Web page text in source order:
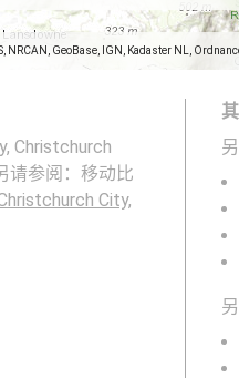
NRCAN, GeoBase, IGN, Kadaster NL,
Christchurch
请参阅：移动比
City,